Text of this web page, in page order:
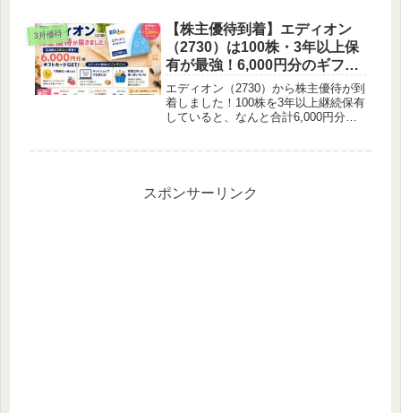
カメラの業界内の立ち位置は2位！株
主優待についてビックカメラから...
3月優待
【株主優待到着】エディオン
（2730）は100株・3年以上保
有が最強！6,000円分のギフト
カードが届きました✨
エディオン（2730）から株主優待が到
着しました！100株を3年以上継続保有
していると、なんと合計6,000円分の
ます！
スポンサーリンク